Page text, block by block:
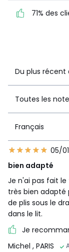
71% des
Du plus récent
Toutes les
Français
05/
bien adapté
Je n'ai pas fait
très bien adapté
de plis sous le
dans le lit.
Je
Michel , PARIS